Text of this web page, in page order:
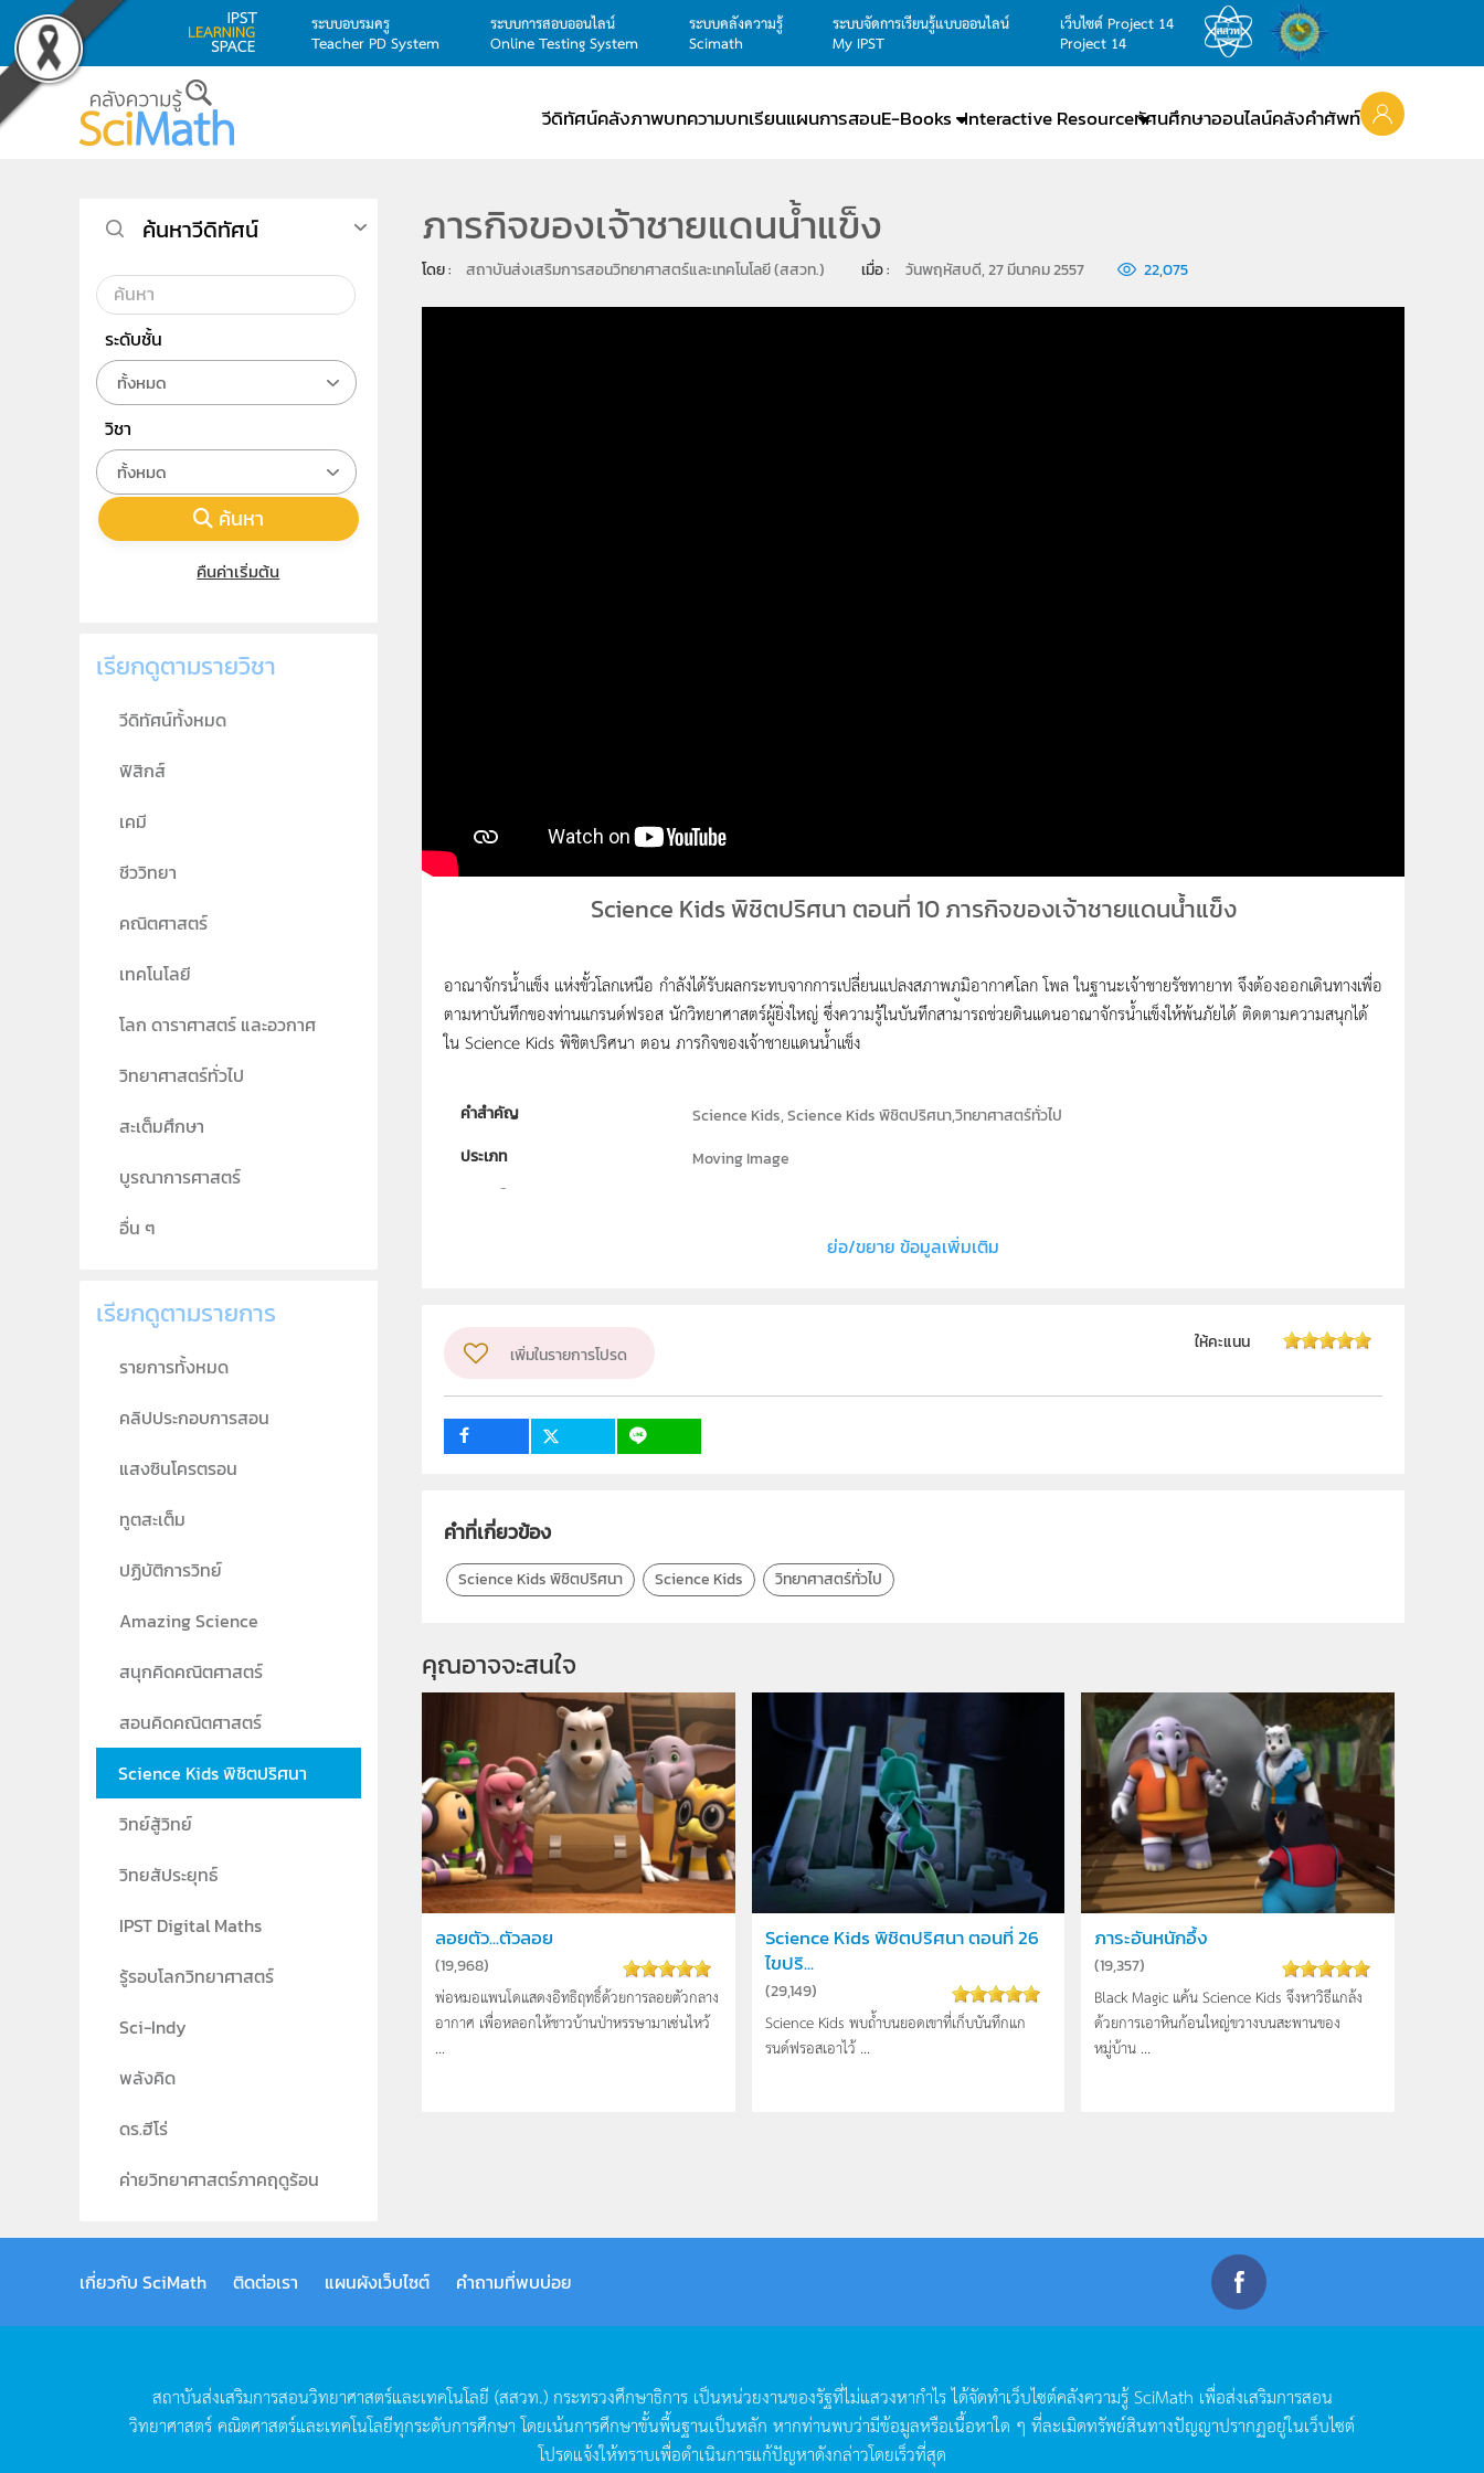
Skip to main content
ระบบอบรมครู
Teacher PD System
ระบบการสอบออนไลน์
Online Testing System
ระบบคลังความรู้
Scimath
ระบบจัดการเรียนรู้แบบออนไลน์
My IPST
เว็บไซต์ Project 14
Project 14
วีดิทัศน์คลังภาพบทความบทเรียนแผนการสอนE-Books Interactive Resourceทัศนศึกษาออนไลน์คลังคำศัพท์
ภารกิจของเจ้าชายแดนน้ำแข็ง
โดย : สถาบันส่งเสริมการสอนวิทยาศาสตร์และเทคโนโลยี (สสวท.) เมื่อ : วันพฤหัสบดี, 27 มีนาคม 2557 22,075
Science Kids พิชิตปริศนา ตอนที่ 10 ภารกิจของเจ้าชายแดนน้ำแข็ง
อาณาจักรน้ำแข็ง แห่งขั้วโลกเหนือ กำลังได้รับผลกระทบจากการเปลี่ยนแปลงสภาพภ­ูมิอากาศโลก โพล ในฐานะเจ้าชายรัชทายาท จึงต้องออกเดินทางเพื่อ
ตามหาบันทึกของท่าน­แกรนด์ฟรอส นักวิทยาศาสตร์ผู้ยิ่งใหญ่ ซึ่งความรู้ในบันทึกสามารถช่วยดินแดนอาณาจ­ักรน้ำแข็งให้พ้นภัยได้ ติดตามความสนุกได้
ใน Science Kids พิชิตปริศนา ตอน ภารกิจของเจ้าชายแดนน้ำแข็ง
คำสำคัญ
Science Kids, Science Kids พิชิตปริศนา,วิทยาศาสตร์ทั่วไป
ประเภท
Moving Image
สถาบันส่งเสริมการสอนวิทยาศาสตร์และเทคโนโลยี (สสวท.)
ย่อ/ขยาย ข้อมูลเพิ่มเติม
เพิ่มในรายการโปรด
ให้คะแนน
คำที่เกี่ยวข้อง
Science Kids พิชิตปริศนา Science Kids วิทยาศาสตร์ทั่วไป
คุณอาจจะสนใจ
ลอยตัว...ตัวลอย
(19,968)
พ่อหมอแพนโดแสดงอิทธิฤทธิ์ด้วยการลอยตัวกลาง
อากาศ เพื่อหลอกให้ชาวบ้านป่าหรรษามาเซ่นไหว้
...
Science Kids พิชิตปริศนา ตอนที่ 26
ไขปริ...
(29,149)
Science Kids พบถ้ำบนยอดเขาที่เก็บบันทึกแก
รนด์ฟรอสเอาไ­ว้ ...
ภาระอันหนักอึ้ง
(19,357)
Black Magic แค้น Science Kids จึงหาวิธีแกล้ง
ด้วยการเอาหินก้อนใหญ่ขวางบ­นสะพานของ
หมู่บ้าน ...
ค้นหาวีดิทัศน์
ระดับชั้น
ทั้งหมด
วิชา
ทั้งหมด
ค้นหา
คืนค่าเริ่มต้น
เรียกดูตามรายวิชา
วีดิทัศน์ทั้งหมด
ฟิสิกส์
เคมี
ชีววิทยา
คณิตศาสตร์
เทคโนโลยี
โลก ดาราศาสตร์ และอวกาศ
วิทยาศาสตร์ทั่วไป
สะเต็มศึกษา
บูรณาการศาสตร์
อื่น ๆ
เรียกดูตามรายการ
รายการทั้งหมด
คลิปประกอบการสอน
แสงซินโครตรอน
ทูตสะเต็ม
ปฏิบัติการวิทย์
Amazing Science
สนุกคิดคณิตศาสตร์
สอนคิดคณิตศาสตร์
Science Kids พิชิตปริศนา
วิทย์สู้วิทย์
วิทยสัประยุทธ์
IPST Digital Maths
รู้รอบโลกวิทยาศาสตร์
Sci-Indy
พลังคิด
ดร.ฮีโร่
ค่ายวิทยาศาสตร์ภาคฤดูร้อน
เกี่ยวกับ SciMath ติดต่อเรา แผนผังเว็บไซต์ คำถามที่พบบ่อย
สถาบันส่งเสริมการสอนวิทยาศาสตร์และเทคโนโลยี (สสวท.) กระทรวงศึกษาธิการ เป็นหน่วยงานของรัฐที่ไม่แสวงหากำไรได้จัดทำเว็บไซต์คลังความรู้SciMath เพื่อส่งเสริมการสอน
วิทยาศาสตร์คณิตศาสตร์และเทคโนโลยีทุกระดับการศึกษา โดยเน้นการศึกษาขั้นพื้นฐานเป็นหลัก หากท่านพบว่ามีข้อมูลหรือเนื้อหาใด ๆ ที่ละเมิดทรัพย์สินทางปัญญาปรากฏอยู่ในเว็บไซต์
โปรดแจ้งให้ทราบเพื่อดำเนินการแก้ปัญหาดังกล่าวโดยเร็วที่สุด